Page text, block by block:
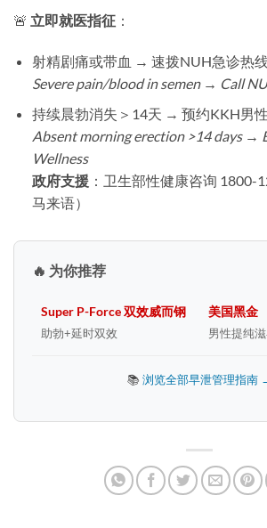
🚨 ​ 立即就医指征 ​：
射精剧痛或带血 → 速拨NUH急诊热
Severe pain/blood in semen → Call
持续晨勃消失＞14天 → 预约KKH男
Absent morning erection >14 days →
Wellness
政府支援：卫生部性健康咨询 1800-
马来语）
🔥 为你推荐
Super P-Force 双效威而钢
助勃+延时双效
美国黑金
男性提纯
📚 浏览全部早泄管理指南